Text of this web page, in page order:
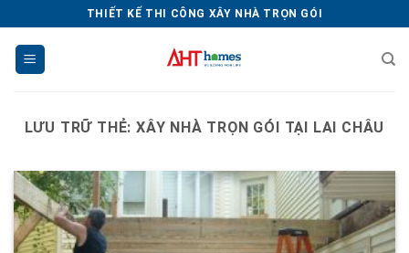
dung
THIẾT KẾ THI CÔNG XÂY NHÀ TRỌN GÓI
LƯU TRỮ THẺ:XÂY NHÀ TRỌN GÓI TẠI LAI CHÂU